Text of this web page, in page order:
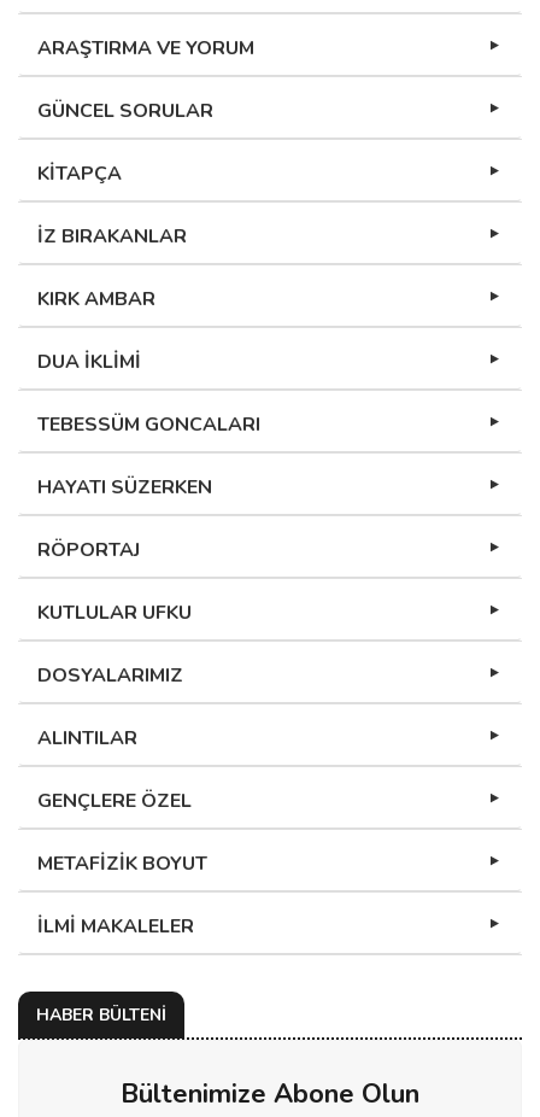
ARAŞTIRMA VE YORUM
GÜNCEL SORULAR
KİTAPÇA
İZ BIRAKANLAR
KIRK AMBAR
DUA İKLİMİ
TEBESSÜM GONCALARI
HAYATI SÜZERKEN
RÖPORTAJ
KUTLULAR UFKU
DOSYALARIMIZ
ALINTILAR
GENÇLERE ÖZEL
METAFİZİK BOYUT
İLMİ MAKALELER
HABER BÜLTENİ
Bültenimize Abone Olun